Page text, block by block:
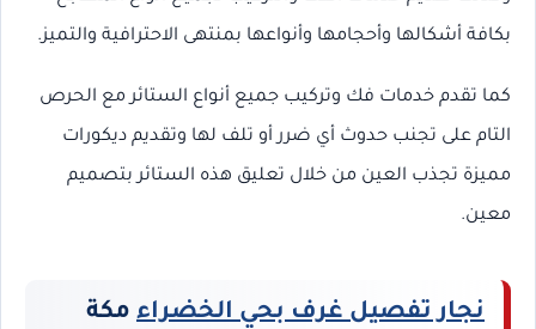
بكافة أشكالها وأحجامها وأنواعها بمنتهى الاحترافية والتميز.
كما تقدم خدمات فك وتركيب جميع أنواع الستائر مع الحرص
التام على تجنب حدوث أي ضرر أو تلف لها وتقديم ديكورات
مميزة تجذب العين من خلال تعليق هذه الستائر بتصميم
معين.
نجار تفصيل غرف بحي الخضراء مكة